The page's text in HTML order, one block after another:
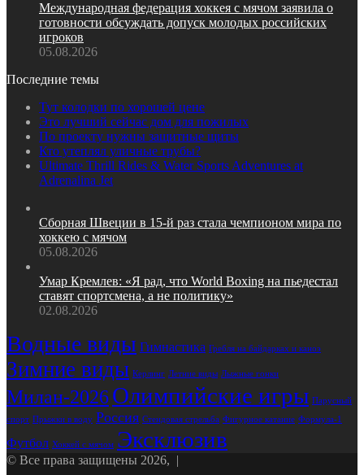
Международная федерация хоккея с мячом заявила о
готовности обсуждать допуск молодых российских
игроков
05.08.2026
Последние темы
Тут колодки по хорошей цене
Это лучший сейчас дом для пожилых
По проекту нужны защитные щиты
Кто утеплял уличные трубы?
Ultimate Thrill Rides & Water Sports Adventures at
Adrenalina Jet
Сборная Швеции в 15‑й раз стала чемпионом мира по
хоккею с мячом
05.08.2026
Умар Кремлев: «Я рад, что World Boxing на пьедестал
ставят спортсмена, а не политику»
02.08.2026
Водные виды Гимнастика Гребля на байдарках и каноэ
Зимние виды Керлинг Летние виды Лыжные гонки
Милан-2026Олимпийские игры Парусный
спорт Прыжки в воду Россия Стендовая стрельба Фигурное катание Формула-1
Футбол Хоккей с мячом Эксклюзив
© Все права защищены 2026, |